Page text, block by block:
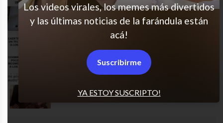
Me muero
Científicamente comprobado
El horrorYA ESTOY SUSCRIPTO!
Los videos virales, los memes más divertidos
y las últimas noticias de la farándula están
acá!
Suscribirme